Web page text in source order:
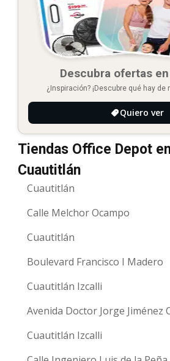
Descubra ofertas
¿Inspiración? ¡Descubre qué hay de
Quiero ver
Tiendas Office Depot
Cuautitlán
Cuautitlán
Calle Melchor Ocampo
Cuautitlán
Boulevard Francisco I Madero
Cuautitlán Izcalli
Avenida Doctor Jorge Jiménez
Cuautitlán Izcalli